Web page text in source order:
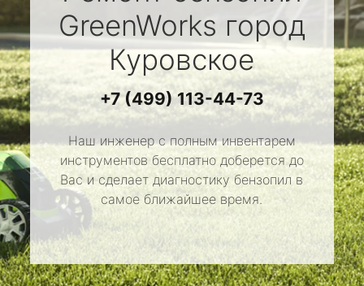
GreenWorks город
Куровское
+7 (499) 113-44-73
Наш инженер с полным инвентарем
инструментов бесплатно доберется до
Вас и сделает диагностику бензопил в
самое ближайшее время.